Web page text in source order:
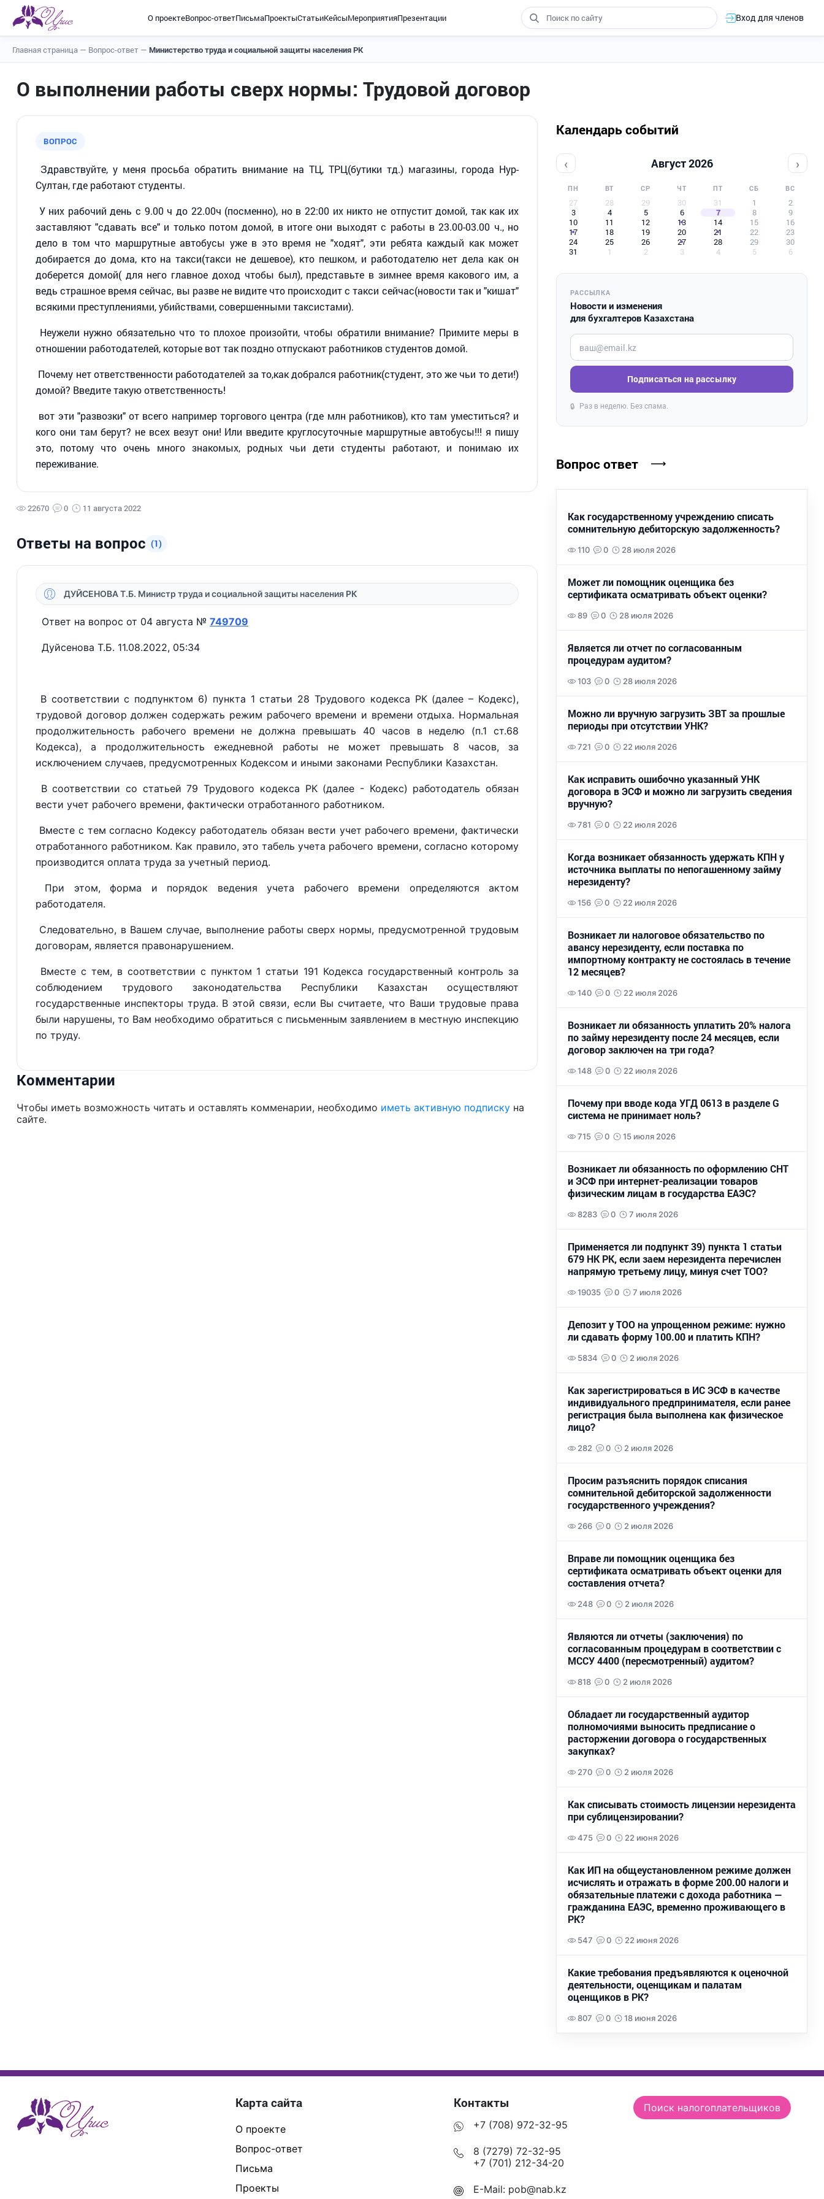
О проектеВопрос-ответПисьмаПроектыСтатьиКейсыМероприятияПрезентации Вход для членов
Главная страница — Вопрос-ответ — Министерство труда и социальной защиты населения РК
О выполнении работы сверх нормы: Трудовой договор
ВОПРОС
Здравствуйте, у меня просьба обратить внимание на ТЦ, ТРЦ(бутики тд.) магазины, города Нур-
Султан, где работают студенты.
У них рабочий день с 9.00 ч до 22.00ч (посменно), но в 22:00 их никто не отпустит домой, так как их
заставляют "сдавать все" и только потом домой, в итоге они выходят с работы в 23.00-03.00 ч., но
дело в том что маршрутные автобусы уже в это время не "ходят", эти ребята каждый как может
добирается до дома, кто на такси(такси не дешевое), кто пешком, и работодателю нет дела как он
доберется домой( для него главное доход чтобы был), представьте в зимнее время какового им, а
ведь страшное время сейчас, вы разве не видите что происходит с такси сейчас(новости так и "кишат"
всякими преступлениями, убийствами, совершенными таксистами).
Неужели нужно обязательно что то плохое произойти, чтобы обратили внимание? Примите меры в
отношении работодателей, которые вот так поздно отпускают работников студентов домой.
Почему нет ответственности работодателей за то,как добрался работник(студент, это же чьи то дети!)
домой? Введите такую ответственность!
вот эти "развозки" от всего например торгового центра (где млн работников), кто там уместиться? и
кого они там берут? не всех везут они! Или введите круглосуточные маршрутные автобусы!!! я пишу
это, потому что очень много знакомых, родных чьи дети студенты работают, и понимаю их
переживание.
22670 0 11 августа 2022
Ответы на вопрос (1)
ДУЙСЕНОВА Т.Б. Министр труда и социальной защиты населения РК
Ответ на вопрос от 04 августа № 749709
Дуйсенова Т.Б. 11.08.2022, 05:34
В соответствии с подпунктом 6) пункта 1 статьи 28 Трудового кодекса РК (далее – Кодекс),
трудовой договор должен содержать режим рабочего времени и времени отдыха. Нормальная
продолжительность рабочего времени не должна превышать 40 часов в неделю (п.1 ст.68
Кодекса), а продолжительность ежедневной работы не может превышать 8 часов, за
исключением случаев, предусмотренных Кодексом и иными законами Республики Казахстан.
В соответствии со статьей 79 Трудового кодекса РК (далее - Кодекс) работодатель обязан
вести учет рабочего времени, фактически отработанного работником.
Вместе с тем согласно Кодексу работодатель обязан вести учет рабочего времени, фактически
отработанного работником. Как правило, это табель учета рабочего времени, согласно которому
производится оплата труда за учетный период.
При этом, форма и порядок ведения учета рабочего времени определяются актом
работодателя.
Следовательно, в Вашем случае, выполнение работы сверх нормы, предусмотренной трудовым
договорам, является правонарушением.
Вместе с тем, в соответствии с пунктом 1 статьи 191 Кодекса государственный контроль за
соблюдением трудового законодательства Республики Казахстан осуществляют
государственные инспекторы труда. В этой связи, если Вы считаете, что Ваши трудовые права
были нарушены, то Вам необходимо обратиться с письменным заявлением в местную инспекцию
по труду.
Комментарии
Чтобы иметь возможность читать и оставлять комменарии, необходимо иметь активную подписку на
сайте.
Календарь событий
‹ Август 2026 ›
ПН ВТ СР ЧТ ПТ СБ ВС
27 28 29 30 31 1
2
3
4 5 6 7 8
9
10
11 12 13 14 15
16
17
18 19 20 21 22
23
24
25 26 27 28 29
30
31
1 2 3 4 5 6
РАССЫЛКА
Новости и изменения
для бухгалтеров Казахстана
Введите ваш e-mail
Подписаться на рассылку
🔒 Раз в неделю. Без спама.
Вопрос ответ
Как государственному учреждению списать
сомнительную дебиторскую задолженность?
110 0 28 июля 2026
Может ли помощник оценщика без
сертификата осматривать объект оценки?
89 0 28 июля 2026
Является ли отчет по согласованным
процедурам аудитом?
103 0 28 июля 2026
Можно ли вручную загрузить ЗВТ за прошлые
периоды при отсутствии УНК?
721 0 22 июля 2026
Как исправить ошибочно указанный УНК
договора в ЭСФ и можно ли загрузить сведения
вручную?
781 0 22 июля 2026
Когда возникает обязанность удержать КПН у
источника выплаты по непогашенному займу
нерезиденту?
156 0 22 июля 2026
Возникает ли налоговое обязательство по
авансу нерезиденту, если поставка по
импортному контракту не состоялась в течение
12 месяцев?
140 0 22 июля 2026
Возникает ли обязанность уплатить 20% налога
по займу нерезиденту после 24 месяцев, если
договор заключен на три года?
148 0 22 июля 2026
Почему при вводе кода УГД 0613 в разделе G
система не принимает ноль?
715 0 15 июля 2026
Возникает ли обязанность по оформлению СНТ
и ЭСФ при интернет-реализации товаров
физическим лицам в государства ЕАЭС?
8283 0 7 июля 2026
Применяется ли подпункт 39) пункта 1 статьи
679 НК РК, если заем нерезидента перечислен
напрямую третьему лицу, минуя счет ТОО?
19035 0 7 июля 2026
Депозит у ТОО на упрощенном режиме: нужно
ли сдавать форму 100.00 и платить КПН?
5834 0 2 июля 2026
Как зарегистрироваться в ИС ЭСФ в качестве
индивидуального предпринимателя, если ранее
регистрация была выполнена как физическое
лицо?
282 0 2 июля 2026
Просим разъяснить порядок списания
сомнительной дебиторской задолженности
государственного учреждения?
266 0 2 июля 2026
Вправе ли помощник оценщика без
сертификата осматривать объект оценки для
составления отчета?
248 0 2 июля 2026
Являются ли отчеты (заключения) по
согласованным процедурам в соответствии с
МССУ 4400 (пересмотренный) аудитом?
818 0 2 июля 2026
Обладает ли государственный аудитор
полномочиями выносить предписание о
расторжении договора о государственных
закупках?
270 0 2 июля 2026
Как списывать стоимость лицензии нерезидента
при сублицензировании?
475 0 22 июня 2026
Как ИП на общеустановленном режиме должен
исчислять и отражать в форме 200.00 налоги и
обязательные платежи с дохода работника —
гражданина ЕАЭС, временно проживающего в
РК?
547 0 22 июня 2026
Какие требования предъявляются к оценочной
деятельности, оценщикам и палатам
оценщиков в РК?
807 0 18 июня 2026
Карта сайта
О проекте
Вопрос-ответ
Письма
Проекты
Контакты
+7 (708) 972-32-95
8 (7279) 72-32-95
+7 (701) 212-34-20
E-Mail: pob@nab.kz
Поиск налогоплательщиков